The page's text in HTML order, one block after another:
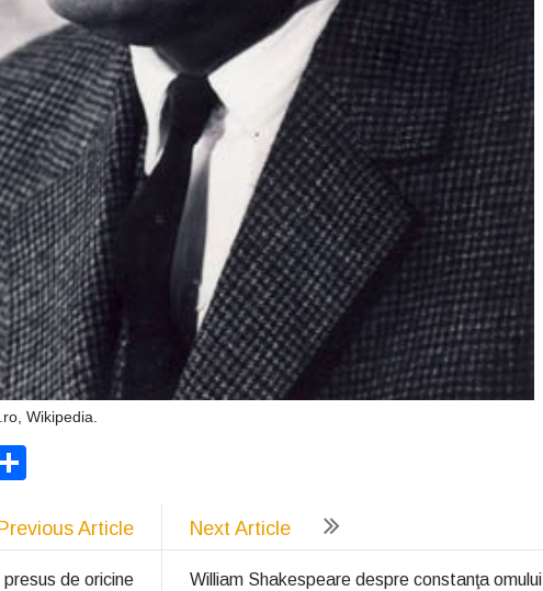
Wikipedia.
X
Previous Article
de oricine
Next Article
William Shakespeare despre constanţa omului